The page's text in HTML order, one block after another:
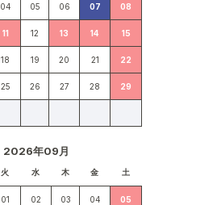
04 05 06 07 08
11 12 13 14 15
18 19 20 21 22
25 26 27 28 29
2026年09月
火 水 木 金 土
01 02 03 04 05